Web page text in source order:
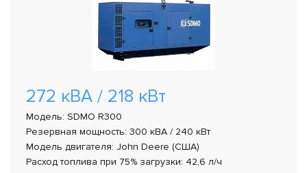
272 кВА / 218 кВт
Модель: SDMO R300
Резервная мощность: 300 кВА / 240 кВт
Модель двигателя: John Deere (США)
Расход топлива при 75% загрузки: 42,6 л/ч